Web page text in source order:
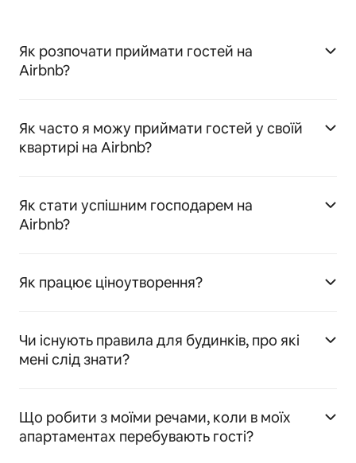
Як розпочати приймати гостей на
Airbnb?
Як часто я можу приймати гостей у своїй
квартирі на Airbnb?
Як стати успішним господарем на
Airbnb?
Як працює ціноутворення?
Чи існують правила для будинків, про які
мені слід знати?
Що робити з моїми речами, коли в моїх
апартаментах перебувають гості?